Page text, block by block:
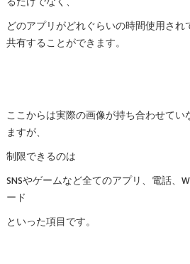
どのアプリがどれぐらいの時間使用さ
共有することができます。
ここからは実際の画像が持ち合わせてい
ますが、
制限できるのは
SNSやゲームなど全てのアプリ、電話、
ード
といった項目です。